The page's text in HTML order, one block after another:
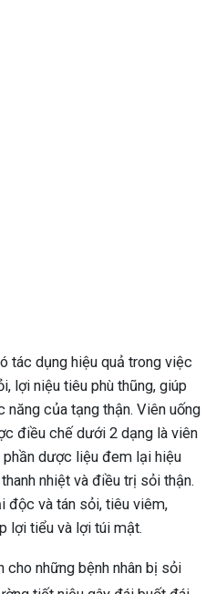
tác dụng hiệu quả trong việc
lợi niệu tiêu phù thũng, giúp
năng của tạng thận. Viên uống
điều chế dưới 2 dạng là viên
phần dược liệu đem lại hiệu
nhiệt và điều trị sỏi thận.
độc và tán sỏi, tiêu viêm,
lợi tiểu và lợi túi mật.
những bệnh nhân bị sỏi